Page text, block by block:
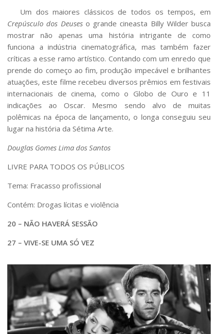
Um dos maiores clássicos de todos os tempos, em
Crepúsculo dos Deuseso grande cineasta Billy Wilder busca
mostrar não apenas uma história intrigante de como
funciona a indústria cinematográfica, mas também fazer
críticas a esse ramo artístico. Contando com um enredo que
prende do começo ao fim, produção impecável e brilhantes
atuações, este filme recebeu diversos prêmios em festivais
internacionais de cinema, como o Globo de Ouro e 11
indicações ao Oscar. Mesmo sendo alvo de muitas
polêmicas na época de lançamento, o longa conseguiu seu
lugar na história da Sétima Arte.
Douglas Gomes Lima dos Santos
LIVRE PARA TODOS OS PÚBLICOS
Tema: Fracasso profissional
Contém: Drogas lícitas e violência
20 – NÃO HAVERÁ SESSÃO
27 – VIVE-SE UMA SÓ VEZ